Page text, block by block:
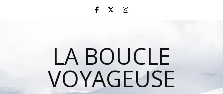
LA BOUCLE
VOYAGEUSE